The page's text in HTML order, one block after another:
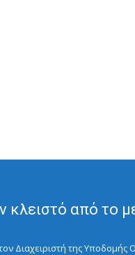
από το
της Υποδομής